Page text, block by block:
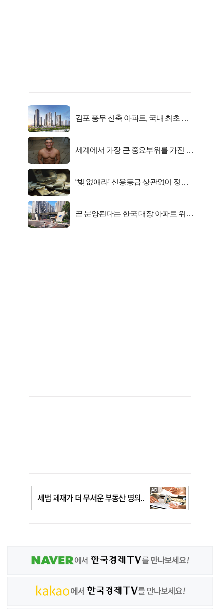
김포 풍무 신축 아파트, 국내 최초 반
세계에서 가장 큰 중요부위를 가진 남
“빚 없애라” 신용등급 상관없이 정부
곧 분양된다는 한국 대장 아파트 위치